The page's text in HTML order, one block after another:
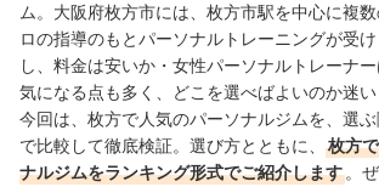
ム。大阪府枚方市には、枚方市駅を中心に複
ロの指導のもとパーソナルトレーニングが受
し、料金は安いか・女性パーソナルトレーナ
気になる点も多く、どこを選べばよいのか迷い
今回は、枚方で人気のパーソナルジムを、選
で比較して徹底検証。選び方とともに、
枚方
ナルジムをランキング形式でご紹介します 。